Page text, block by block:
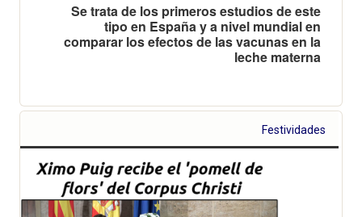
Se trata de los primeros estudios de este
tipo en España y a nivel mundial en
comparar los efectos de las vacunas en la
leche materna
Festividades